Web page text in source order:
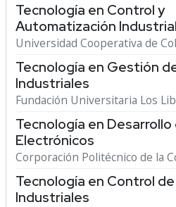
Tecnología en Control y
Automatización Industrial
Universidad Cooperativa de
Tecnología en Gestión
Industriales
Fundación Universitaria Los
Tecnología en
Electrónicos
Corporación Politécnico de la
Tecnología en Control
Industriales